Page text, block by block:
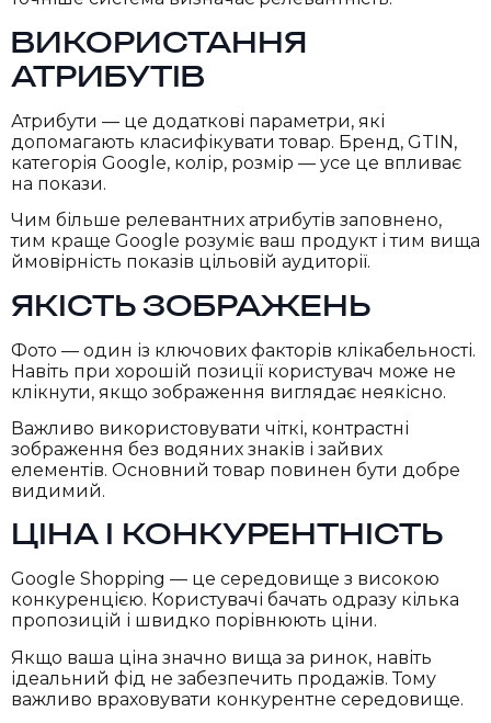
ВИКОРИСТАННЯ
АТРИБУТІВ
Атрибути — це додаткові параметри, які
допомагають класифікувати товар. Бренд, GTIN,
категорія Google, колір, розмір — усе це впливає
на покази.
Чим більше релевантних атрибутів заповнено,
тим краще Google розуміє ваш продукт і тим вища
ймовірність показів цільовій аудиторії.
ЯКІСТЬ ЗОБРАЖЕНЬ
Фото — один із ключових факторів клікабельності.
Навіть при хорошій позиції користувач може не
клікнути, якщо зображення виглядає неякісно.
Важливо використовувати чіткі, контрастні
зображення без водяних знаків і зайвих
елементів. Основний товар повинен бути добре
видимий.
ЦІНА І КОНКУРЕНТНІСТЬ
Google Shopping — це середовище з високою
конкуренцією. Користувачі бачать одразу кілька
пропозицій і швидко порівнюють ціни.
Якщо ваша ціна значно вища за ринок, навіть
ідеальний фід не забезпечить продажів. Тому
важливо враховувати конкурентне середовище.